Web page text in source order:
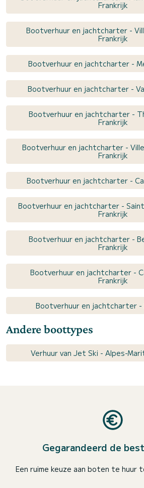
Frankrijk
Bootverhuur en jachtcharter -
Frankrijk
Bootverhuur en jachtcharter -
Bootverhuur en jachtcharter -
Bootverhuur en jachtcharter -
Frankrijk
Bootverhuur en jachtcharter -
Frankrijk
Bootverhuur en jachtcharter -
Bootverhuur en jachtcharter -
Frankrijk
Bootverhuur en jachtcharter -
Frankrijk
Bootverhuur en jachtcharter -
Frankrijk
Bootverhuur en jachtcharter -
Andere boottypes
Verhuur van Jet Ski - Alpes-
Gegarandeerd de
Een ruime keuze aan boten te huur